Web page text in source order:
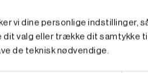
vi dine personlige indstillinger,
dit valg eller trække dit samtykke
de teknisk nødvendige.